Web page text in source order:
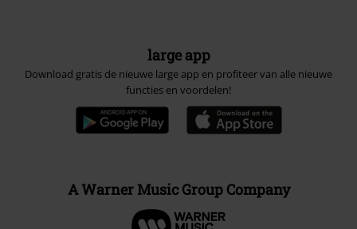
large app
Download gratis de nieuwe large app en profiteer van alle nieuwe
functies en voordelen!
A Warner Music Group Company